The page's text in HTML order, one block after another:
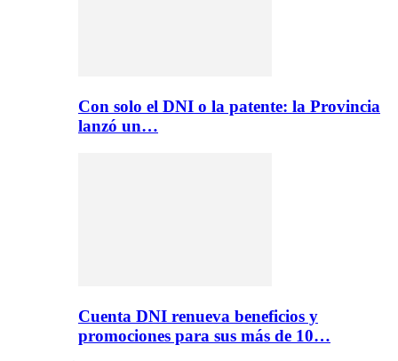
Con solo el DNI o la patente: la Provincia
lanzó un…
Cuenta DNI renueva beneficios y
promociones para sus más de 10…